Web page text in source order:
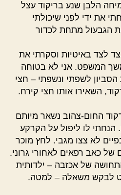
הלבן שנע בריקוד עצל
את ידי לפני שיכולתי
הגבעול מתחת לכדור
לצד באיטיות וסקרתי את
המשפט. אני לא בטוחה
לשפתי ונשפתי – חצי
השאירו אותו חצי קירח.
החום-צהוב נשאר מיותם
הנחתי לו ליפול על הקרקע
לא צצו מגבי. לחץ מוכר
כאב רפאים לאחורי גרוני.
של אכזבה – ילדותית
לבקש משאלה – למטה.